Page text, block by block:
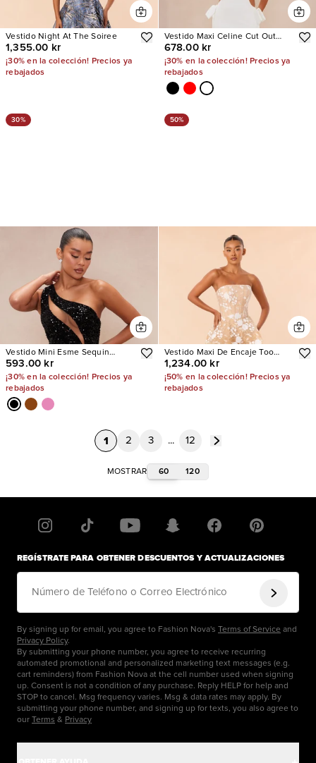
Vestido Night At The Soiree
1,355.00 kr
¡30% en la colección! Precios ya
rebajados
Vestido Maxi Celine Cut Out
Bow
678.00 kr
¡30% en la colección! Precios ya
rebajados
30%
Vestido Mini Esme Sequin
Feather
593.00 kr
¡30% en la colección! Precios ya
rebajados
50%
Vestido Maxi De Encaje Too
Sweet
1,234.00 kr
¡50% en la colección! Precios ya
rebajados
1 2 3 ... 12
MOSTRAR 60 120
REGÍSTRATE PARA OBTENER DESCUENTOS Y ACTUALIZACIONES
Número de Teléfono o Correo Electrónico
By signing up for email, you agree to Fashion Nova's Terms of Service and
Privacy Policy.
By submitting your phone number, you agree to receive recurring
automated promotional and personalized marketing text messages (e.g.
cart reminders) from Fashion Nova at the cell number used when signing
up. Consent is not a condition of any purchase. Reply HELP for help and
STOP to cancel. Msg frequency varies. Msg & data rates may apply. By
submitting your phone number, and signing up for texts, you also agree to
our Terms & Privacy